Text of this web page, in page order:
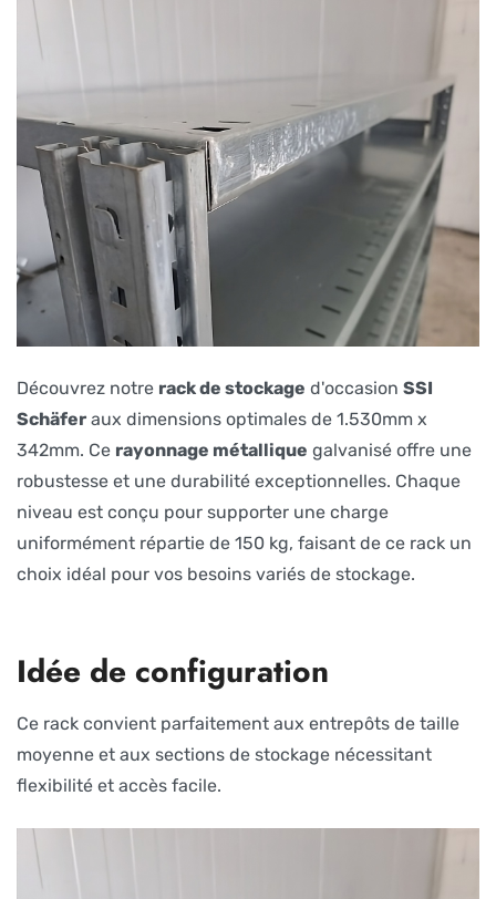
Découvrez notre rack de stockage d'occasion SSI
Schäfer aux dimensions optimales de 1.530mm x
342mm. Ce rayonnage métallique galvanisé offre une
robustesse et une durabilité exceptionnelles. Chaque
niveau est conçu pour supporter une charge
uniformément répartie de 150 kg, faisant de ce rack un
choix idéal pour vos besoins variés de stockage.
Idée de configuration
Ce rack convient parfaitement aux entrepôts de taille
moyenne et aux sections de stockage nécessitant
flexibilité et accès facile.